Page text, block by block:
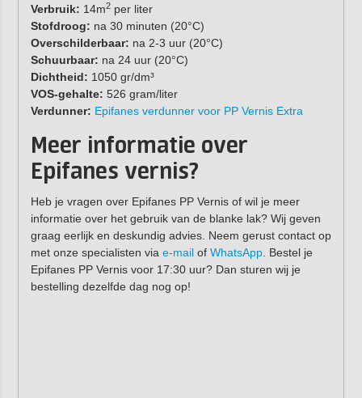
Verbruik: 14m2per liter
Stofdroog: na 30 minuten (20°C)
Overschilderbaar: na 2-3 uur (20°C)
Schuurbaar: na 24 uur (20°C)
Dichtheid: 1050 gr/dm³
VOS-gehalte: 526 gram/liter
Verdunner: Epifanes verdunner voor PP Vernis Extra
Meer informatie over
Epifanes vernis?
Heb je vragen over Epifanes PP Vernis of wil je meer
informatie over het gebruik van de blanke lak? Wij geven
graag eerlijk en deskundig advies. Neem gerust contact op
met onze specialisten via e-mailof WhatsApp. Bestel je
Epifanes PP Vernis voor 17:30 uur? Dan sturen wij je
bestelling dezelfde dag nog op!